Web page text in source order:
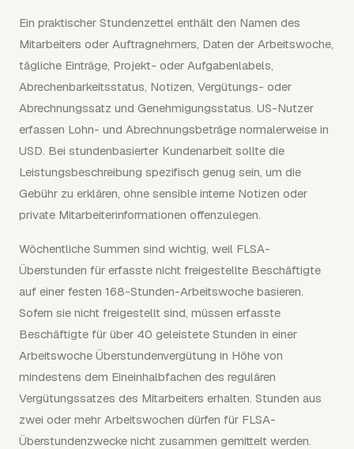
Ein praktischer Stundenzettel enthält den Namen des
Mitarbeiters oder Auftragnehmers, Daten der Arbeitswoche,
tägliche Einträge, Projekt- oder Aufgabenlabels,
Abrechenbarkeitsstatus, Notizen, Vergütungs- oder
Abrechnungssatz und Genehmigungsstatus. US-Nutzer
erfassen Lohn- und Abrechnungsbeträge normalerweise in
USD. Bei stundenbasierter Kundenarbeit sollte die
Leistungsbeschreibung spezifisch genug sein, um die
Gebühr zu erklären, ohne sensible interne Notizen oder
private Mitarbeiterinformationen offenzulegen.
Wöchentliche Summen sind wichtig, weil FLSA-
Überstunden für erfasste nicht freigestellte Beschäftigte
auf einer festen 168-Stunden-Arbeitswoche basieren.
Sofern sie nicht freigestellt sind, müssen erfasste
Beschäftigte für über 40 geleistete Stunden in einer
Arbeitswoche Überstundenvergütung in Höhe von
mindestens dem Eineinhalbfachen des regulären
Vergütungssatzes des Mitarbeiters erhalten. Stunden aus
zwei oder mehr Arbeitswochen dürfen für FLSA-
Überstundenzwecke nicht zusammen gemittelt werden.